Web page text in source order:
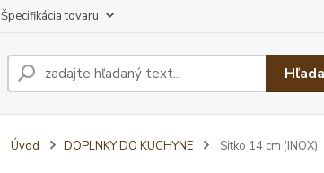
Špecifikácia tovaru
Úvod DOPLNKY DO KUCHYNE Sitko 14 cm (INOX)